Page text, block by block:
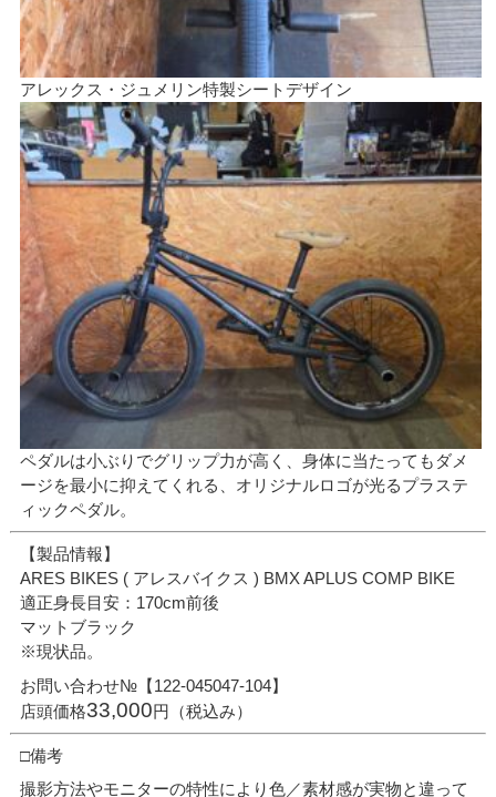
アレックス・ジュメリン特製シートデザイン
ペダルは小ぶりでグリップ力が高く、身体に当たってもダメ
ージを最小に抑えてくれる、オリジナルロゴが光るプラステ
ィックペダル。
【製品情報】
ARES BIKES ( アレスバイクス ) BMX APLUS COMP BIKE
適正身長目安：170cm前後
マットブラック
※現状品。
お問い合わせ№【122-045047-104】
店頭価格33,000円（税込み）
□備考
撮影方法やモニターの特性により色／素材感が実物と違って